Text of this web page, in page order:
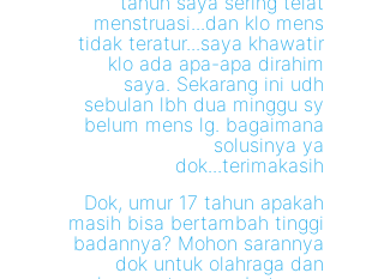
menstruasi...dan klo mens
tidak teratur...saya khawatir
klo ada apa-apa dirahim
saya. Sekarang ini udh
sebulan lbh dua minggu sy
belum mens lg. bagaimana
solusinya ya
dok...terimakasih
Dok, umur 17 tahun apakah
masih bisa bertambah tinggi
badannya? Mohon sarannya
dok untuk olahraga dan